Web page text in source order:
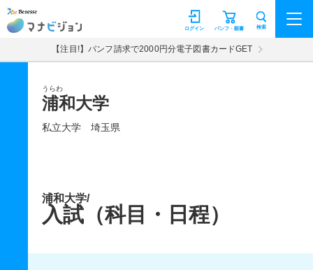
マナビジョン パンフ・願書
ログイン 検索
【注目!】パンフ請求で2000円分電子図書カードGET
うらわ
浦和大学
私立大学 埼玉県
浦和大学/
入試（科目・日程）